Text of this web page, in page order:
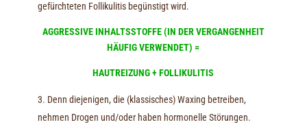
gefürchteten Follikulitis begünstigt wird.
AGGRESSIVE INHALTSSTOFFE (IN DER VERGANGENHEIT
HÄUFIG VERWENDET) =
HAUTREIZUNG + FOLLIKULITIS
Denn diejenigen, die (klassisches) Waxing betreiben,
nehmen Drogen und/oder haben hormonelle Störungen.